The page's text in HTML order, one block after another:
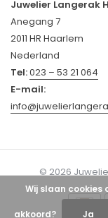
Juwelier Langerak
Anegang 7
2011 HR Haarlem
Nederland
Tel:023 – 53 21 064
E-mail:
© 2026
Wij slaan cookies
akkoord? Ja